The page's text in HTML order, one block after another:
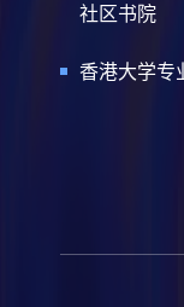
社区书院
香港大学专